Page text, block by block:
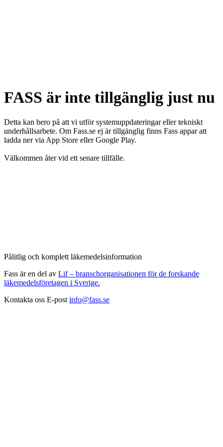
FASS är inte tillgänglig just nu
Detta kan bero på att vi utför systemuppdateringar eller tekniskt
underhållsarbete. Om Fass.se ej är tillgänglig finns Fass appar att
ladda ner via App Store eller Google Play.
Välkommen åter vid ett senare tillfälle.
Pålitlig och komplett läkemedelsinformation
Fass är en del av Lif – branschorganisationen för de forskande
läkemedelsföretagen i Sverige.
Kontakta oss E-post info@fass.se